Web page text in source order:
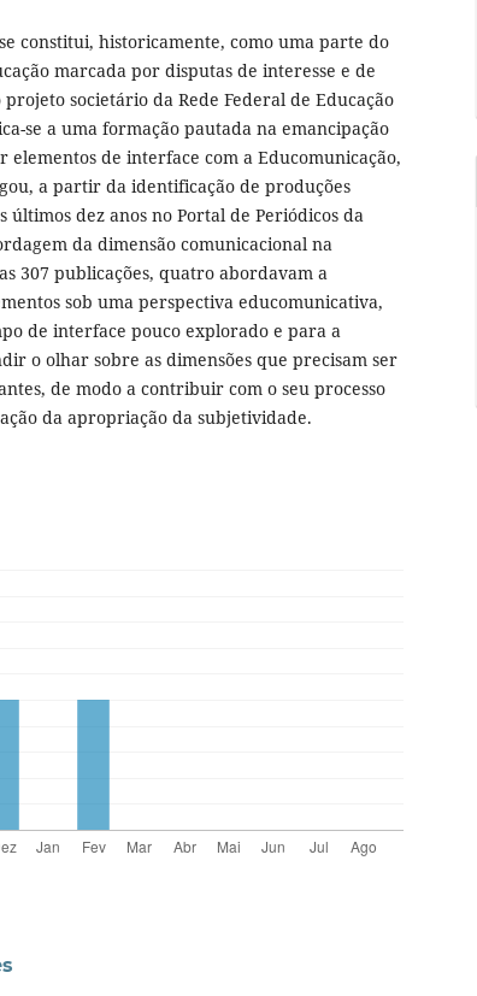
constitui, historicamente, como uma parte do
marcada por disputas de interesse e de
societário da Rede Federal de Educação
se a uma formação pautada na emancipação
elementos de interface com a Educomunicação,
a partir da identificação de produções
últimos dez anos no Portal de Periódicos da
da dimensão comunicacional na
307 publicações, quatro abordavam a
sob uma perspectiva educomunicativa,
de interface pouco explorado e para a
o olhar sobre as dimensões que precisam ser
de modo a contribuir com o seu processo
da apropriação da subjetividade.